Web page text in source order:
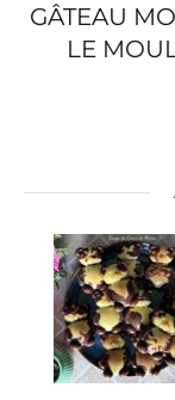
GÂTEAU
LE